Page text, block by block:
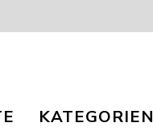
KATEGORIEN